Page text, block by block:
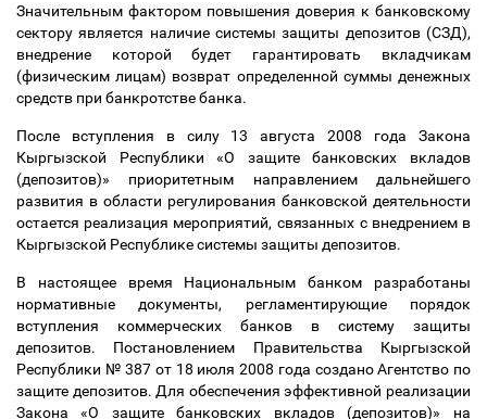
Значительным фактором повышения доверия к банковскому
сектору является наличие системы защиты депозитов (СЗД),
внедрение которой будет гарантировать вкладчикам
(физическим лицам) возврат определенной суммы денежных
средств при банкротстве банка.
После вступления в силу 13 августа 2008 года Закона
Кыргызской Республики «О защите банковских вкладов
(депозитов)» приоритетным направлением дальнейшего
развития в области регулирования банковской деятельности
остается реализация мероприятий, связанных с внедрением в
Кыргызской Республике системы защиты депозитов.
В настоящее время Национальным банком разработаны
нормативные документы, регламентирующие порядок
вступления коммерческих банков в систему защиты
депозитов. Постановлением Правительства Кыргызской
Республики № 387 от 18 июля 2008 года создано Агентство по
защите депозитов. Для обеспечения эффективной реализации
Закона «О защите банковских вкладов (депозитов)» на